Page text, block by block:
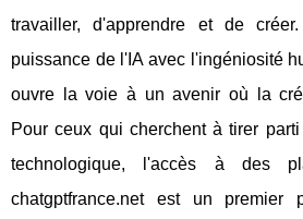
travailler, d'apprendre et de
puissance de l'IA avec l'ingéniosité
ouvre la voie à un avenir où la
Pour ceux qui cherchent à tirer
technologique, l'accès à des
chatgptfrance.net est un premier